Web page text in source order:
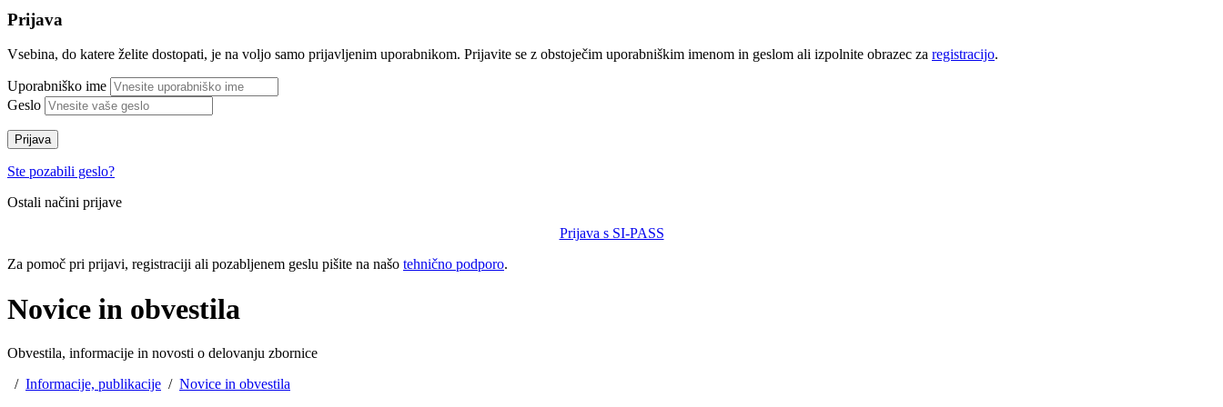
Prijava
Vsebina, do katere želite dostopati, je na voljo samo prijavljenim uporabnikom. Prijavite se z obstoječim uporabniškim imenom in geslom ali izpolnite obrazec za registracijo.
Uporabniško ime
Geslo
Prijava
Ste pozabili geslo?
Ostali načini prijave
Prijava s SI-PASS
Za pomoč pri prijavi, registraciji ali pozabljenem geslu pišite na našo tehnično podporo.
Novice in obvestila
Obvestila, informacije in novosti o delovanju zbornice
/ Informacije, publikacije / Novice in obvestila